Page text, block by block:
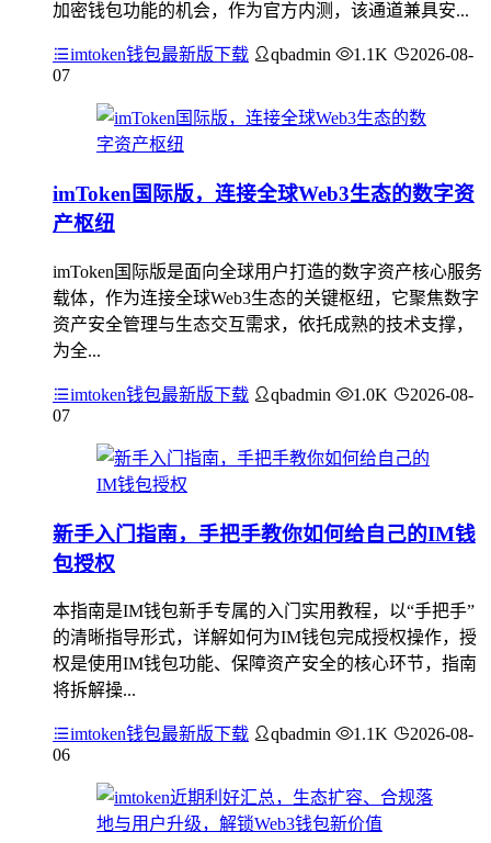
加密钱包功能的机会，作为官方内测，该通道兼具安...
imtoken钱包最新版下载 qbadmin 1.1K
2026-08-
07
imToken国际版，连接全球Web3生态的数字资
产枢纽
imToken国际版是面向全球用户打造的数字资产核心服务
载体，作为连接全球Web3生态的关键枢纽，它聚焦数字
资产安全管理与生态交互需求，依托成熟的技术支撑，
为全...
imtoken钱包最新版下载 qbadmin 1.0K
2026-08-
07
新手入门指南，手把手教你如何给自己的IM钱
包授权
本指南是IM钱包新手专属的入门实用教程，以“手把手”
的清晰指导形式，详解如何为IM钱包完成授权操作，授
权是使用IM钱包功能、保障资产安全的核心环节，指南
将拆解操...
imtoken钱包最新版下载 qbadmin 1.1K
2026-08-
06